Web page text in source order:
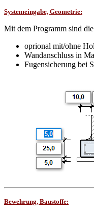
Systemeingabe, Geometrie:
Mit dem Programm sind
oprional mit/ohne
Wandanschluss in
Fugensicherung bei
Bewehrung, Baustoffe: